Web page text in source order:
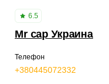
6.5
Mr cap Украина
Телефон
+380445072332